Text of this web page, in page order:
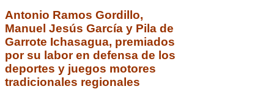
Antonio Ramos Gordillo,
Manuel Jesús García y Pila de
Garrote Ichasagua, premiados
por su labor en defensa de los
deportes y juegos motores
tradicionales regionales